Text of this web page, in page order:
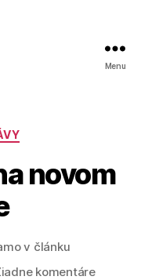
Menu
novom
v článku
komentárena